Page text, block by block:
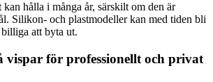
hålla i många år, särskilt om den är
Silikon- och plastmodeller kan med tiden bli
att byta ut.
vispar för professionellt och privat